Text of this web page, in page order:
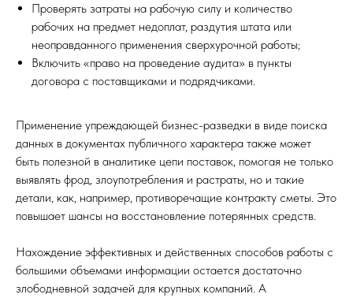
Проверять затраты на рабочую силу и количество
рабочих на предмет недоплат, раздутия штата или
неоправданного применения сверхурочной работы;
Включить «право на проведение аудита» в пункты
договора с поставщиками и подрядчиками.
Применение упреждающей бизнес-разведки в виде поиска
данных в документах публичного характера также может
быть полезной в аналитике цепи поставок, помогая не только
выявлять фрод, злоупотребления и растраты, но и такие
детали, как, например, противоречащие контракту сметы. Это
повышает шансы на восстановление потерянных средств.
Нахождение эффективных и действенных способов работы с
большими объемами информации остается достаточно
злободневной задачей для крупных компаний. A